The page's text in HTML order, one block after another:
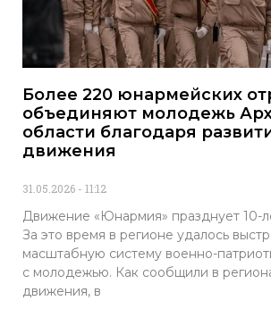
Более 220 юнармейских
объединяют молодежь
области благодаря
движения
31.05.2026 11:12
Движение «Юнармия» празднует 10-
За это время в регионе удалось
масштабную систему военно-
с молодежью. Как сообщили в
движения, в